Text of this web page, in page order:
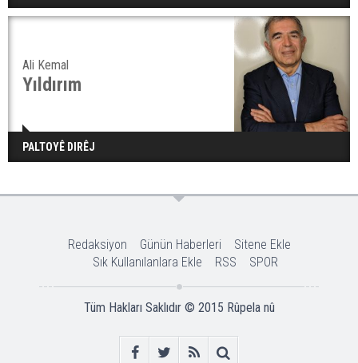
Ali Kemal
Yıldırım
PALTOYÊ DIRÊJ
Redaksiyon Günün Haberleri
Sitene Ekle
Sık Kullanılanlara Ekle
RSS SPOR
Tüm Hakları Saklıdır © 2015 Rûpela nû